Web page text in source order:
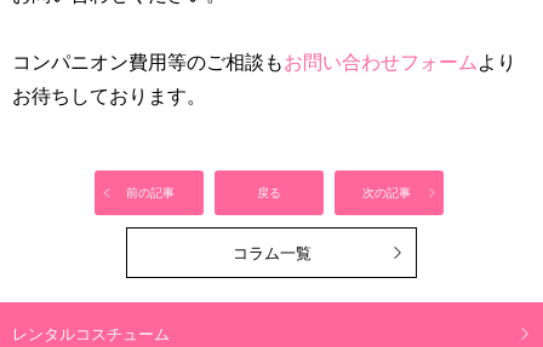
コンパニオン費用等のご相談もお問い合わせフォームより
お待ちしております。
前の記事 戻る 次の記事
コラム一覧
レンタルコスチューム